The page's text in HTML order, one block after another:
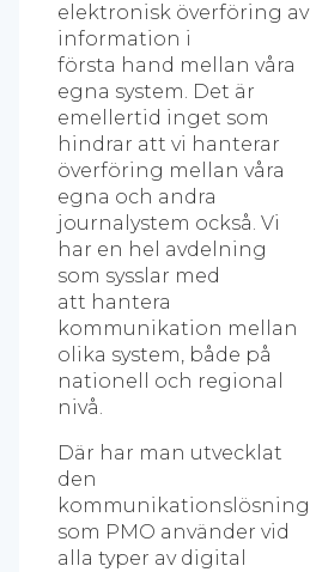
elektronisk överföring av
information i
första hand mellan våra
egna system. Det är
emellertid inget som
hindrar att vi hanterar
överföring mellan våra
egna och andra
journalystem också. Vi
har en hel avdelning
som sysslar med
att hantera
kommunikation mellan
olika system, både på
nationell och regional
nivå.
Där har man utvecklat
den
kommunikationslösning
som PMO använder vid
alla typer av digital